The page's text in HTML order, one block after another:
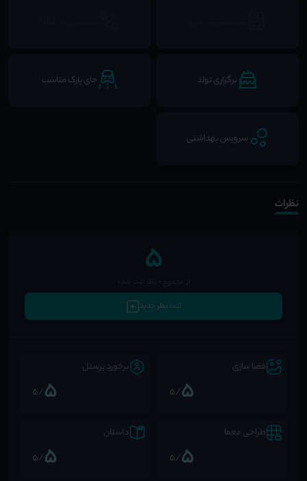
برگزاری تولد جای پارک مناسب
سرویس بهداشتی
نظرات
5از مجموع 0 نظر ثبت شده
ثبت نظر جدید
فضا سازی
5
/5
برخورد پرسنل
5
/5
طراحی معما
5
/5
داستان
5
/5